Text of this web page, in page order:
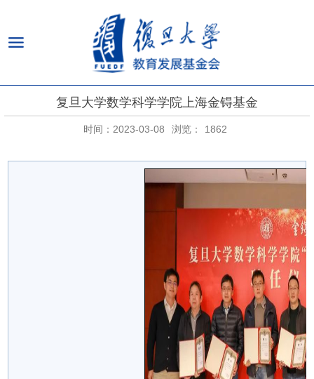
复旦大学数学科学学院上海金锝基金
时间：2023-03-08 浏览： 1862